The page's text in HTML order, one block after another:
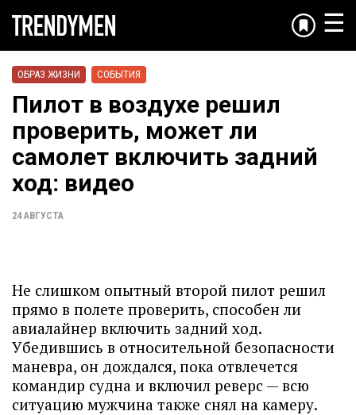
☰
ОБРАЗ ЖИЗНИ СОБЫТИЯ
Пилот в воздухе решил
проверить, может ли
самолет включить задний
ход: видео
24 АВГУСТА
Не слишком опытный второй пилот решил
прямо в полете проверить, способен ли
авиалайнер включить задний ход.
Убедившись в относительной безопасности
маневра, он дождался, пока отвлечется
командир судна и включил реверс — всю
ситуацию мужчина также снял на камеру.